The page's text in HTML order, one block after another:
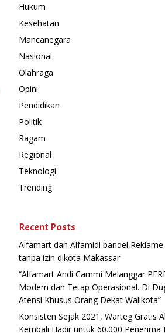
Hukum
Kesehatan
Mancanegara
Nasional
Olahraga
Opini
Pendidikan
Politik
Ragam
Regional
Teknologi
Trending
Recent Posts
Alfamart dan Alfamidi bandel,Reklame
tanpa izin dikota Makassar
“Alfamart Andi Cammi Melanggar
Modern dan Tetap Operasional. Di
Atensi Khusus Orang Dekat Walikota”
Konsisten Sejak 2021, Warteg Gratis
Kembali Hadir untuk 60.000 Penerima